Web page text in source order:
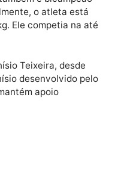
também é
o atleta está
Ele competia na
mantém apoio